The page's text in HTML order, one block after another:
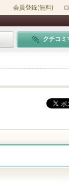
会員登録(無料)
クチコミ